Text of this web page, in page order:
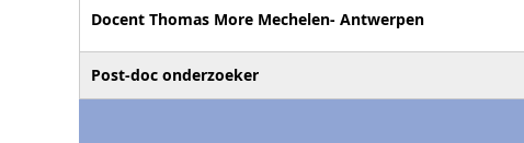
Docent Thomas More Mechelen- Antwerpen
Post-doc onderzoeker